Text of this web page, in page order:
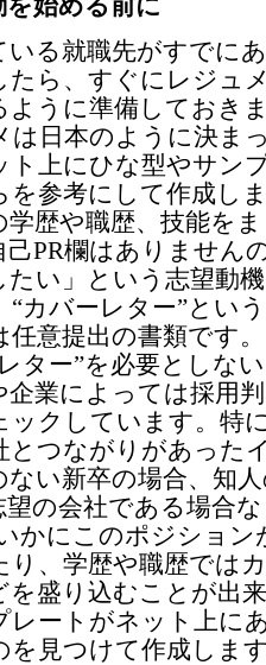
を始める前に
る就職先がすでに
たら、すぐにレジュ
ように準備しておき
は日本のように決ま
ト上にひな型やサン
を参考にして作成し
学歴や職歴、技能を
己PR欄はありません
たい」という志望動
“カバーレター”とい
任意提出の書類です
ター”を必要としな
企業によっては採用
ックしています。特
とつながりがあった
ない新卒の場合、知
望の会社である場合
かにこのポジショ
り、学歴や職歴では
を盛り込むことが出
レートがネット上に
を見つけて作成しま